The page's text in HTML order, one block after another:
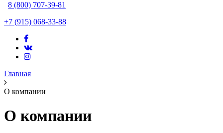
8 (800) 707-39-81
+7 (915) 068-33-88
Главная
О компании
О компании